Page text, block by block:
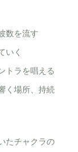
数を流す
く
ラを唱える
く場所、持続
たチャクラの